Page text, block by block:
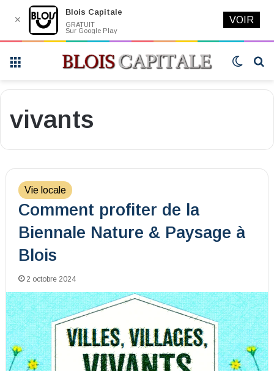
Switch
vivants
Vie locale
Comment profiter de la
Biennale Nature & Paysage à
Blois
2 octobre 2024
✕
Blois Capitale
GRATUIT
Sur Google Play
VOIR